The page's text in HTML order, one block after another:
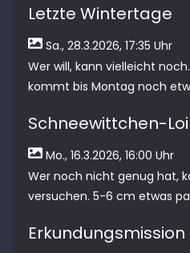
Letzte Wintertage
Sa., 28.3.2026, 17:35 Uhr
Wer will, kann vielleicht
kommt bis Montag noch
Schneewittchen-
Mo., 16.3.2026, 16:00 Uhr
Wer noch nicht genug hat,
versuchen. 5-6 cm etwas
Erkundungsmission